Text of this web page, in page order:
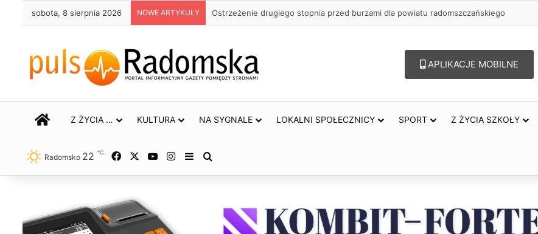
sobota, 8 sierpnia 2026 NOWE ARTYKUŁY Około 90 tys. zł na szkolenia pracowników. PUP w Radomsku ogłasza nabór wniosków
APLIKACJE MOBILNE
STRONA GŁÓWNA
Z ŻYCIA … KULTURA NA SYGNALE LOKALNI SPOŁECZNICY SPORT Z ŻYCIA SZKOŁY
Radomsko 22 ℃ Facebook YouTubeInstagram
Sidebar